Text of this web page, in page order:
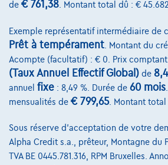
de € 761,38 . Montant total dû : €
Exemple représentatif intermédiaire de
Prêt à tempérament . Montant du
Acompte (facultatif) : € 0. Prix comptant
(Taux Annuel Effectif Global) de
annuel fixe : 8,49 %. Durée de 60 mois
mensualités de € 799,65. Montant total
Sous réserve d'acceptation de votre
Alpha Credit s.a., prêteur, Montagne du
TVA BE 0445.781.316, RPM Bruxelles.